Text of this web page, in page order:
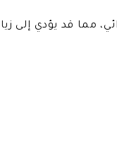
مما قد يؤدي إلى